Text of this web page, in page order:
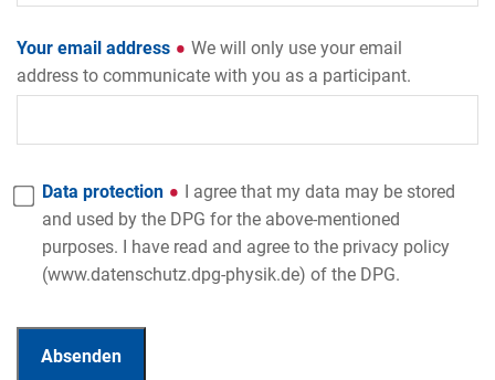
Your email address
We will only use your email
address to communicate with you as a participant.
Data protection
I agree that my data may be stored
and used by the DPG for the above-mentioned
purposes. I have read and agree to the privacy policy
(www.datenschutz.dpg-physik.de) of the DPG.